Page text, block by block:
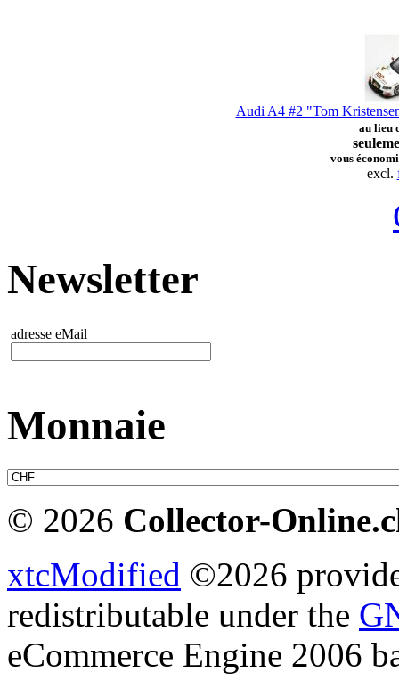
Audi A4 #2 "Tom
au lieu
vous
excl.
Newsletter
adresse eMail
Monnaie
© 2026 Collector-
xtcModified ©2026
redistributable under the
eCommerce Engine 2006